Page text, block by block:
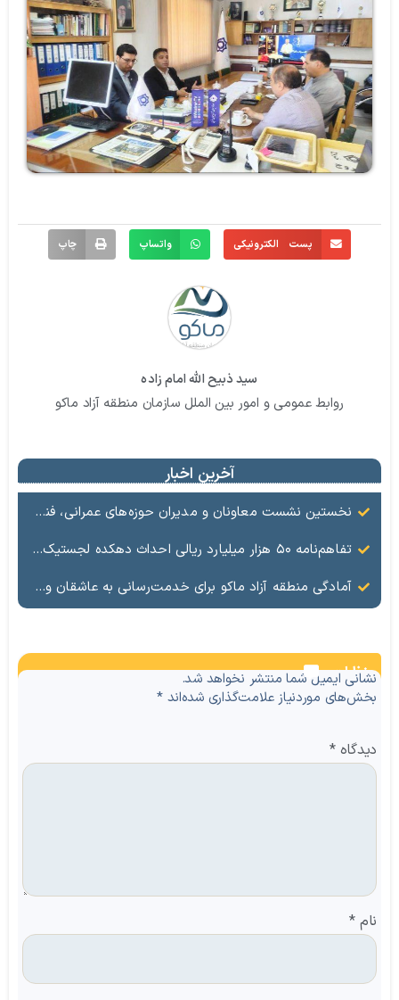
پست الکترونیکی واتساپ چاپ
سید ذبیح الله امام زاده
روابط عمومی و امور بین الملل سازمان منطقه آزاد ماکو
آخرین اخبار
نخستین نشست معاونان و مدیران حوزه‌های عمرانی، فنی، شهرسازی، محیط‌زیست، خدمات شهری و لجستیک ۱۸ منطقه آزاد در سال ۱۴۰۵ برگزار شد
تفاهم‌نامه ۵۰ هزار میلیارد ریالی احداث دهکده لجستیک ماکو امضا شد
آمادگی منطقه آزاد ماکو برای خدمت‌رسانی به عاشقان ولایت در آیین وداع و تشییع قائد امت
نظرات
نشانی ایمیل شما منتشر نخواهد شد.
بخش‌های موردنیاز علامت‌گذاری شده‌اند*
دیدگاه*
نام *